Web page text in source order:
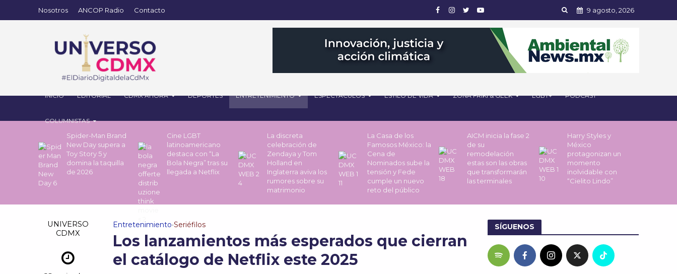
Nosotros ANCOP Radio Contacto 9 agosto, 2026
INICIO EDITORIAL CDMX AHORA DEPORTES ENTRETENIMIENTO ESPECTÁCULOS ESTILO DE VIDA ZONA FRIKI & GEEK LGBT+ PODCAST
COLUMNISTAS
Spider-Man Brand
New Day supera a
Toy Story 5 y
domina la taquilla
de 2026
Cine LGBT
latinoamericano
destaca con “La
Bola Negra” tras su
llegada a Netflix
La discreta
celebración de
Zendaya y Tom
Holland en
Inglaterra aviva los
rumores sobre su
matrimonio
La Casa de los
Famosos México: la
Cena de
Nominados sube la
tensión y Fede
cumple un nuevo
reto del público
AICM inicia la fase 2
de su
remodelación
estas son las obras
que transformarán
las terminales
Harry Styles y
México
protagonizan un
momento
inolvidable con
“Cielito Lindo”
UNIVERSO
CDMX
Entretenimiento•Seriéfilos
Los lanzamientos más esperados que cierran
el catálogo de Netflix este 2025
SÍGUENOS